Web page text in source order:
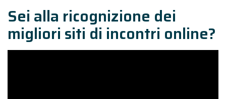
Sei alla ricognizione dei
migliori siti di incontri online?